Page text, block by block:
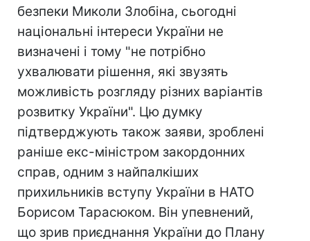
безпеки Миколи Злобіна, сьогодні
національні інтереси України не
визначені і тому "не потрібно
ухвалювати рішення, які звузять
можливість розгляду різних варіантів
розвитку України". Цю думку
підтверджують також заяви, зроблені
раніше екс-міністром закордонних
справ, одним з найпалкіших
прихильників вступу України в НАТО
Борисом Тарасюком. Він упевнений,
що зрив приєднання України до Плану